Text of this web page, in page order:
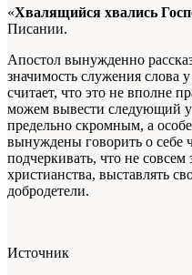
«Хвалящийся хвались
Писании.
Апостол вынужденно
значимость служения слова
считает, что это не вполне
можем вывести следующий
предельно скромным, а
вынуждены говорить о себе
подчеркивать, что не совсем
христианства, выставлять
добродетели.
Источник